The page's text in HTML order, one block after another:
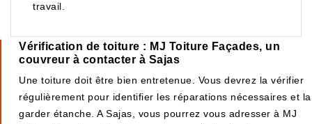
travail.
Vérification de toiture : MJ Toiture Façades, un
couvreur à contacter à Sajas
Une toiture doit être bien entretenue. Vous devrez la vérifier
régulièrement pour identifier les réparations nécessaires et la
garder étanche. A Sajas, vous pourrez vous adresser à MJ